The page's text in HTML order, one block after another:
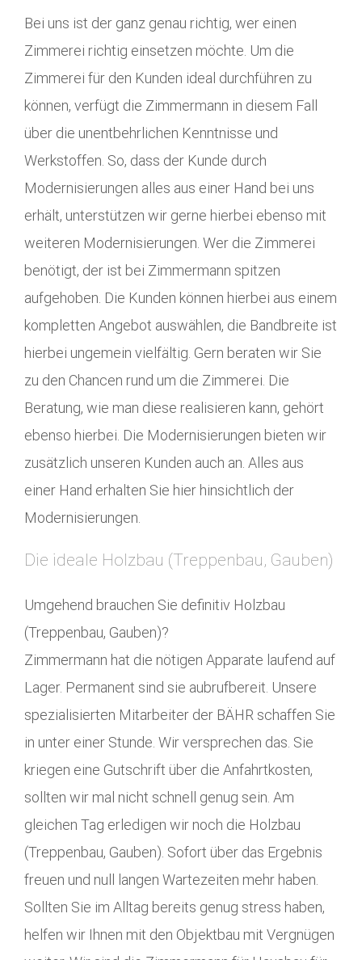
Bei uns ist der ganz genau richtig, wer einen
Zimmerei richtig einsetzen möchte. Um die
Zimmerei für den Kunden ideal durchführen zu
können, verfügt die Zimmermann in diesem Fall
über die unentbehrlichen Kenntnisse und
Werkstoffen. So, dass der Kunde durch
Modernisierungen alles aus einer Hand bei uns
erhält, unterstützen wir gerne hierbei ebenso mit
weiteren Modernisierungen. Wer die Zimmerei
benötigt, der ist bei Zimmermann spitzen
aufgehoben. Die Kunden können hierbei aus einem
kompletten Angebot auswählen, die Bandbreite ist
hierbei ungemein vielfältig. Gern beraten wir Sie
zu den Chancen rund um die Zimmerei. Die
Beratung, wie man diese realisieren kann, gehört
ebenso hierbei. Die Modernisierungen bieten wir
zusätzlich unseren Kunden auch an. Alles aus
einer Hand erhalten Sie hier hinsichtlich der
Modernisierungen.
Die ideale Holzbau (Treppenbau, Gauben)
Umgehend brauchen Sie definitiv Holzbau
(Treppenbau, Gauben)?
Zimmermann hat die nötigen Apparate laufend auf
Lager. Permanent sind sie aubrufbereit. Unsere
spezialisierten Mitarbeiter der BÄHR schaffen Sie
in unter einer Stunde. Wir versprechen das. Sie
kriegen eine Gutschrift über die Anfahrtkosten,
sollten wir mal nicht schnell genug sein. Am
gleichen Tag erledigen wir noch die Holzbau
(Treppenbau, Gauben). Sofort über das Ergebnis
freuen und null langen Wartezeiten mehr haben.
Sollten Sie im Alltag bereits genug stress haben,
helfen wir Ihnen mit den Objektbau mit Vergnügen